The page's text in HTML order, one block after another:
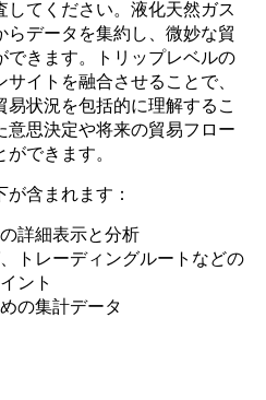
してください。液化天然ガス
らデータを集約し、微妙な貿
できます。トリップレベルの
イトを融合させることで、
状況を包括的に理解するこ
意思決定や将来の貿易フロー
できます。
含まれます：
詳細表示と分析
トレーディングルートなどの
ント
の集計データ